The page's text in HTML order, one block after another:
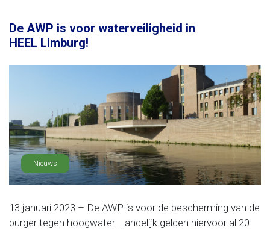
De AWP is voor waterveiligheid in
HEEL Limburg!
Nieuws
13 januari 2023 – De AWP is voor de bescherming van de
burger tegen hoogwater. Landelijk gelden hiervoor al 20